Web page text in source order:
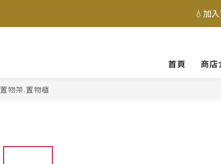
💧加
首頁
商店
置物架.置物櫃